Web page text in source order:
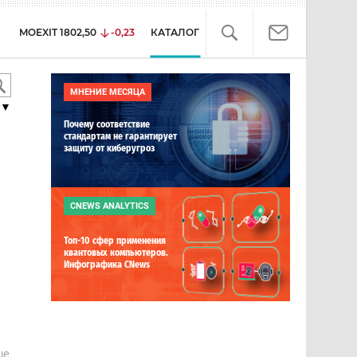
MOEXIT 1802,50 -0,23 КАТАЛОГ
МНЕНИЕ МЕСЯЦА
Почему соответствие
стандартам не гарантирует
защиту от киберугроз
CNEWS ANALYTICS
Топ-10 сфер применения
квантовых компьютеров.
Инфографика CNews